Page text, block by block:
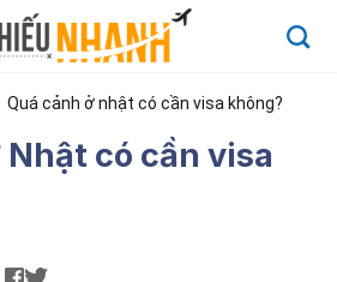
Quá cảnh ở nhật có cần visa không?
Nhật có cần visa